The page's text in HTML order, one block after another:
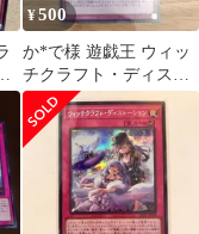
2
¥500
か*で様 遊戯王 ウィッ
チクラフト・ディスト
ーション シークレッ
トレア